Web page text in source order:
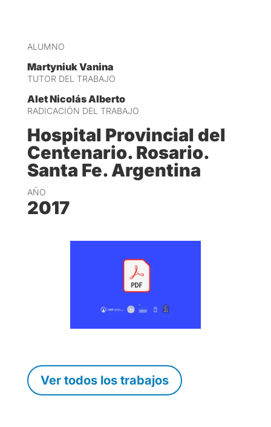
ALUMNO
Martyniuk Vanina
TUTOR DEL TRABAJO
Alet Nicolás Alberto
RADICACIÓN DEL TRABAJO
Hospital Provincial del
Centenario. Rosario.
Santa Fe. Argentina
AÑO
2017
Ver todos los trabajos